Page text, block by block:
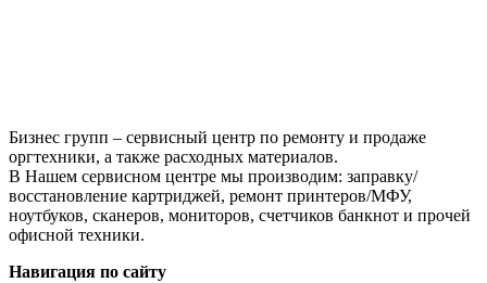
Бизнес групп – сервисный центр по ремонту и продаже
оргтехники, а также расходных материалов.
В Нашем сервисном центре мы производим: заправку/
восстановление картриджей, ремонт принтеров/МФУ,
ноутбуков, сканеров, мониторов, счетчиков банкнот и прочей
офисной техники.
Навигация по сайту